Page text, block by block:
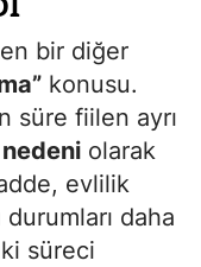
bir diğer
konusu.
süre fiilen ayrı
olarak
evlilik
daha
süreci